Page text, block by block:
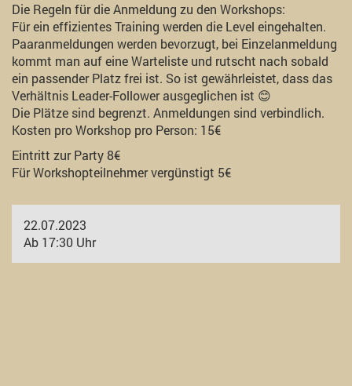
Die Regeln für die Anmeldung zu den Workshops:
Für ein effizientes Training werden die Level eingehalten.
Paaranmeldungen werden bevorzugt, bei Einzelanmeldung
kommt man auf eine Warteliste und rutscht nach sobald
ein passender Platz frei ist. So ist gewährleistet, dass das
Verhältnis Leader-Follower ausgeglichen ist 😊
Die Plätze sind begrenzt. Anmeldungen sind verbindlich.
Kosten pro Workshop pro Person: 15€
Eintritt zur Party 8€
Für Workshopteilnehmer vergünstigt 5€
22.07.2023
Ab 17:30 Uhr